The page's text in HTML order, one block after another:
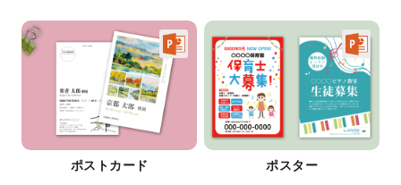
ポストカード ポスター